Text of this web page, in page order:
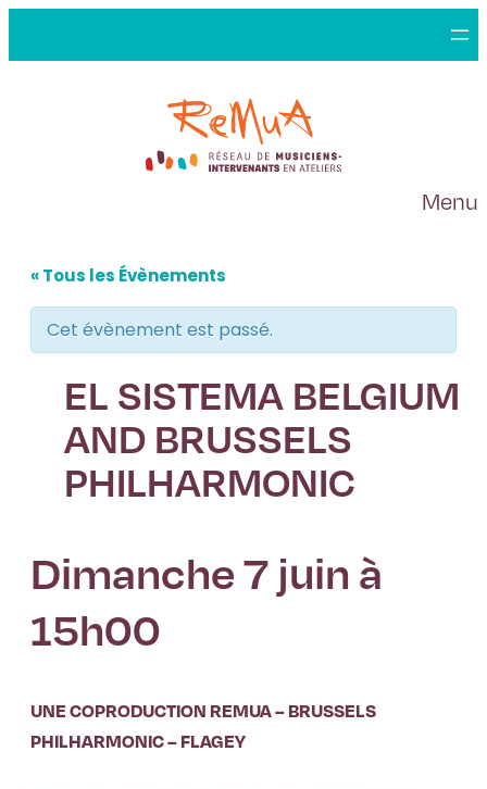
Menu
« Tous les Évènements
Cet évènement est passé.
EL SISTEMA BELGIUM
AND BRUSSELS
PHILHARMONIC
Dimanche 7 juin à
15h00
UNE COPRODUCTION REMUA – BRUSSELS
PHILHARMONIC – FLAGEY